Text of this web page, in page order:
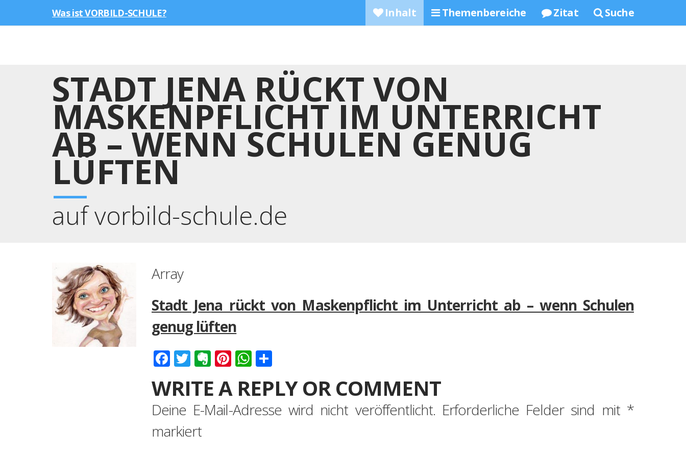
Was ist VORBILD-SCHULE? Inhalt Themenbereiche Zitat Suche
STADT JENA RÜCKT VON
MASKENPFLICHT IM UNTERRICHT
AB – WENN SCHULEN GENUG
LÜFTEN
auf vorbild-schule.de
Array
Stadt Jena rückt von Maskenpflicht im Unterricht ab – wenn Schulen
genug lüften
Facebook
Twitter
Evernote
Pinterest
WhatsApp
WRITE A REPLY OR COMMENT
Deine E-Mail-Adresse wird nicht veröffentlicht. Erforderliche Felder sind mit *
markiert